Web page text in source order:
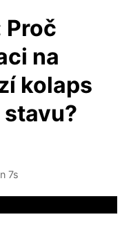
Proč
na
kolaps
7s